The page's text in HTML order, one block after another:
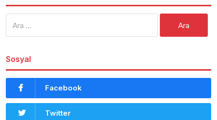
Sosyal
Facebook
Twitter